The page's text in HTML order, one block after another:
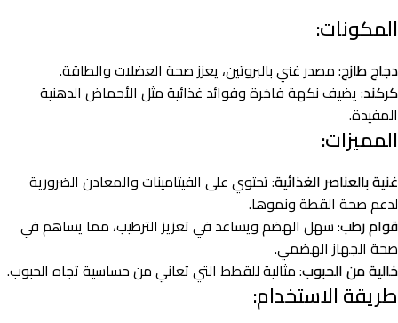
المكونات:
دجاج طازج: مصدر غني بالبروتين، يعزز صحة العضلات والطاقة.
كركند: يضيف نكهة فاخرة وفوائد غذائية مثل الأحماض الدهنية
المفيدة.
المميزات:
غنية بالعناصر الغذائية: تحتوي على الفيتامينات والمعادن الضرورية
لدعم صحة القطة ونموها.
قوام رطب: سهل الهضم ويساعد في تعزيز الترطيب، مما يساهم في
صحة الجهاز الهضمي.
خالية من الحبوب: مثالية للقطط التي تعاني من حساسية تجاه الحبوب.
طريقة الاستخدام: